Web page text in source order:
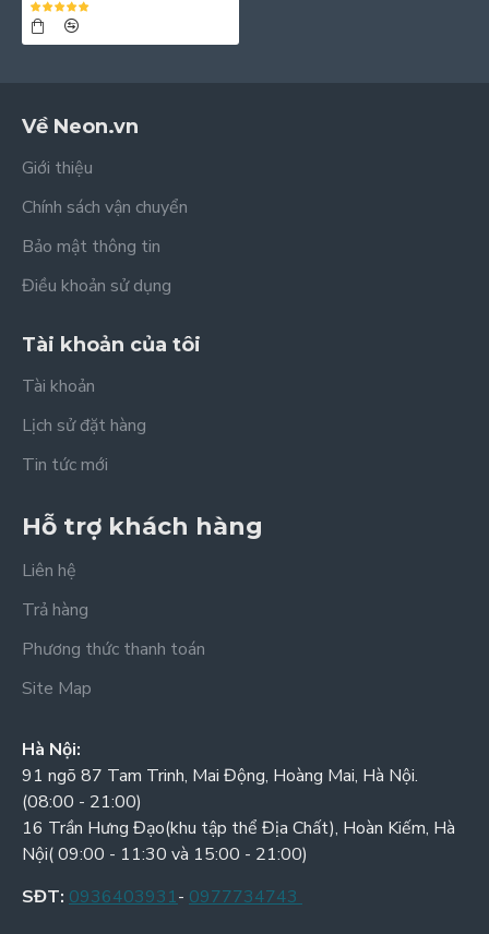
Về Neon.vn
Giới thiệu
Chính sách vận chuyển
Bảo mật thông tin
Điều khoản sử dụng
Tài khoản của tôi
Tài khoản
Lịch sử đặt hàng
Tin tức mới
Hỗ trợ khách hàng
Liên hệ
Trả hàng
Phương thức thanh toán
Site Map
Hà Nội:
91 ngõ 87 Tam Trinh, Mai Động, Hoàng Mai, Hà Nội.
(08:00 - 21:00)
16 Trần Hưng Đạo(khu tập thể Địa Chất), Hoàn Kiếm, Hà
Nội( 09:00 - 11:30 và 15:00 - 21:00)
SĐT: 0936403931- 0977734743